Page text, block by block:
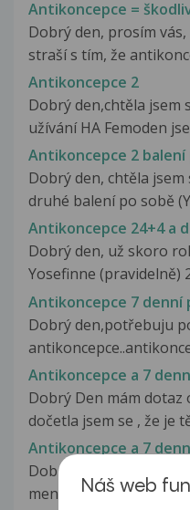
Antikoncepce =
Dobrý den, prosím
straší s tím, že
Antikoncepce 2
Dobrý den,chtěla jsem
užívání HA Femoden
Antikoncepce 2 balení
Dobrý den, chtěla
druhé balení po sobě
Antikoncepce 24+4 a
Dobrý den, už skoro
Yosefinne (pravidelně)
Antikoncepce 7 denní
Dobrý den,potřebuju
Antikoncepce a 7
Dobrý Den mám dotaz
dočetla jsem se , že je
Antikoncepce a 7
Dobrý Den četla jsem
menstruaci během 7
Náš web